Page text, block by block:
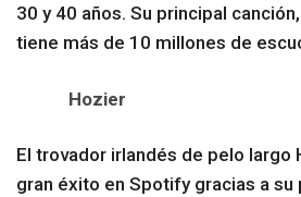
30 y 40 años. Su principal
tiene más de 10 millones de
Hozier
El trovador irlandés de pelo largo
gran éxito en Spotify gracias a su